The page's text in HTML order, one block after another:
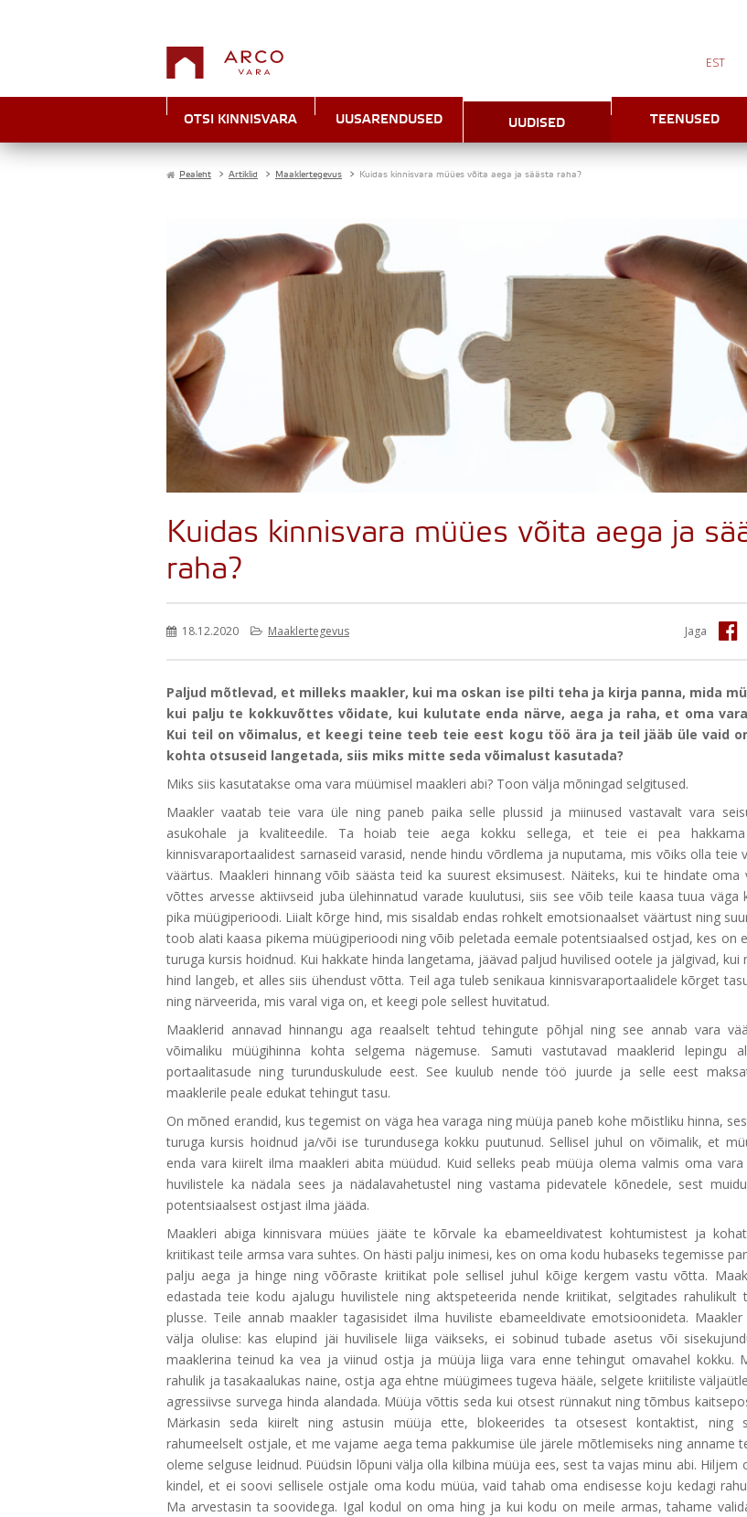
EST
OTSI KINNISVARA UUSARENDUSED UUDISED TEENUSED
Pealeht > Artiklid > Maaklertegevus > Kuidas kinnisvara müües võita aega ja säästa raha?
Kuidas kinnisvara müües võita aega ja
raha?
18.12.2020 Maaklertegevus Jaga
Paljud mõtlevad, et milleks maakler, kui ma oskan ise pilti teha ja kirja panna, mida
kui palju te kokkuvõttes võidate, kui kulutate enda närve, aega ja raha, et oma
Kui teil on võimalus, et keegi teine teeb teie eest kogu töö ära ja teil jääb üle vaid
kohta otsuseid langetada, siis miks mitte seda võimalust kasutada?
Miks siis kasutatakse oma vara müümisel maakleri abi? Toon välja mõningad selgitused.
Maakler vaatab teie vara üle ning paneb paika selle plussid ja miinused vastavalt vara
asukohale ja kvaliteedile. Ta hoiab teie aega kokku sellega, et teie ei pea
kinnisvaraportaalidest sarnaseid varasid, nende hindu võrdlema ja nuputama, mis võiks olla teie
väärtus. Maakleri hinnang võib säästa teid ka suurest eksimusest. Näiteks, kui te hindate oma
võttes arvesse aktiivseid juba ülehinnatud varade kuulutusi, siis see võib teile kaasa tuua väga
pika müügiperioodi. Liialt kõrge hind, mis sisaldab endas rohkelt emotsionaalset väärtust ning
toob alati kaasa pikema müügiperioodi ning võib peletada eemale potentsiaalsed ostjad, kes on
turuga kursis hoidnud. Kui hakkate hinda langetama, jäävad paljud huvilised ootele ja jälgivad, kui
hind langeb, et alles siis ühendust võtta. Teil aga tuleb senikaua kinnisvaraportaalidele kõrget
ning närveerida, mis varal viga on, et keegi pole sellest huvitatud.
Maaklerid annavad hinnangu aga reaalselt tehtud tehingute põhjal ning see annab vara
võimaliku müügihinna kohta selgema nägemuse. Samuti vastutavad maaklerid lepingu
portaalitasude ning turunduskulude eest. See kuulub nende töö juurde ja selle eest
maaklerile peale edukat tehingut tasu.
On mõned erandid, kus tegemist on väga hea varaga ning müüja paneb kohe mõistliku hinna,
turuga kursis hoidnud ja/või ise turundusega kokku puutunud. Sellisel juhul on võimalik, et
enda vara kiirelt ilma maakleri abita müüdud. Kuid selleks peab müüja olema valmis oma
huvilistele ka nädala sees ja nädalavahetustel ning vastama pidevatele kõnedele, sest
potentsiaalsest ostjast ilma jääda.
Maakleri abiga kinnisvara müües jääte te kõrvale ka ebameeldivatest kohtumistest ja
kriitikast teile armsa vara suhtes. On hästi palju inimesi, kes on oma kodu hubaseks tegemisse
palju aega ja hinge ning võõraste kriitikat pole sellisel juhul kõige kergem vastu võtta.
edastada teie kodu ajalugu huvilistele ning aktspeteerida nende kriitikat, selgitades rahulikult
plusse. Teile annab maakler tagasisidet ilma huviliste ebameeldivate emotsioonideta.
välja olulise: kas elupind jäi huvilisele liiga väikseks, ei sobinud tubade asetus või
maaklerina teinud ka vea ja viinud ostja ja müüja liiga vara enne tehingut omavahel kokku.
rahulik ja tasakaalukas naine, ostja aga ehtne müügimees tugeva hääle, selgete kriitiliste
agressiivse survega hinda alandada. Müüja võttis seda kui otsest rünnakut ning tõmbus
Märkasin seda kiirelt ning astusin müüja ette, blokeerides ta otsesest kontaktist, ning
rahumeelselt ostjale, et me vajame aega tema pakkumise üle järele mõtlemiseks ning anname
oleme selguse leidnud. Püüdsin lõpuni välja olla kilbina müüja ees, sest ta vajas minu abi. Hiljem
kindel, et ei soovi sellisele ostjale oma kodu müüa, vaid tahab oma endisesse koju kedagi
Ma arvestasin ta soovidega. Igal kodul on oma hing ja kui kodu on meile armas, tahame